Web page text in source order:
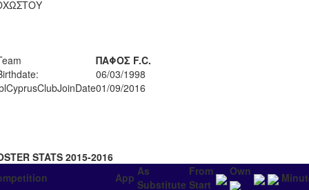
ΠΑΦΟΣ F.C.
06/03/1998
01/09/2016
STATS 2015-2016
App As
Substitute
From
Start
Own